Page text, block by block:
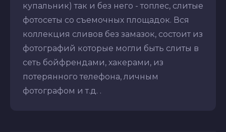
купальник) так и без него - топлес, слитые
фотосеты со съемочных площадок. Вся
коллекция сливов без замазок, состоит из
фотографий которые могли быть слиты в
сеть бойфрендами, хакерами, из
потерянного телефона, личным
фотографом и т.д. .